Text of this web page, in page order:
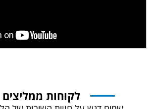
לקוחות ממליצים